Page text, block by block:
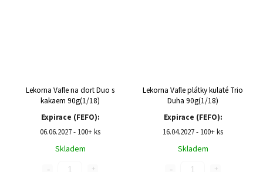
Lekorna Vafle na dort Duo s
kakaem 90g(1/18)
Expirace (FEFO):
06.06.2027 - 100+ ks
Skladem
Lekorna Vafle plátky kulaté Trio
Duha 90g(1/18)
Expirace (FEFO):
16.04.2027 - 100+ ks
Skladem